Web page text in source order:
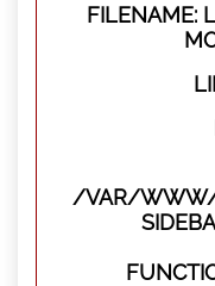
FILENAME:
/VAR/WWW/